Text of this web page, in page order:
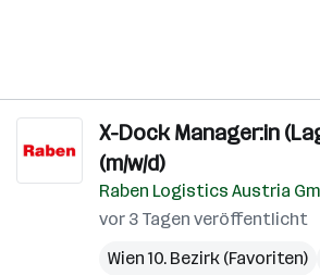
X-Dock Manager:in
(m/w/d)
Raben Logistics Austria
vor 3 Tagen veröffentlicht
Wien 10. Bezirk (Favoriten)